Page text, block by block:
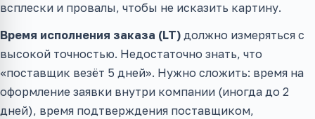
всплески и провалы, чтобы не исказить картину.
Время исполнения заказа (LT) должно измеряться с
высокой точностью. Недостаточно знать, что
«поставщик везёт 5 дней». Нужно сложить: время на
оформление заявки внутри компании (иногда до 2
дней), время подтверждения поставщиком,